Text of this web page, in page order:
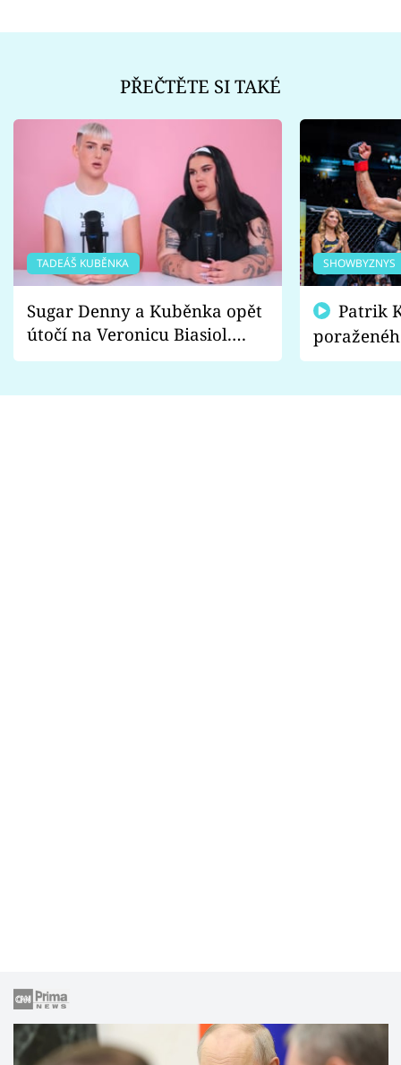
PŘEČTĚTE SI TAKÉ
TADEÁŠ KUBĚNKA
Sugar Denny a Kuběnka opět
útočí na Veronicu Biasiol.
Proč je podle nich falešná a
SHOWBYZNYS
fanoušci